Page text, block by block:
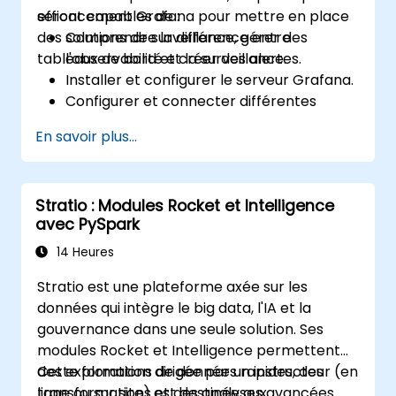
efficacement Grafana pour mettre en place
des solutions de surveillance, gérer des
tableaux de bord et créer des alertes.
seront capables de :
Comprendre la différence entre
l'observabilité et la surveillance.
Installer et configurer le serveur Grafana.
Configurer et connecter différentes
Prometheus, InfluxDB et ElasticSearch.
Créer, gérer et personnaliser des
tableaux de bord et des graphiques.
Utiliser des variables et des requêtes pour
créer des tableaux de bord dynamiques.
Mettre en place des notifications et des
Installer et gérer des plugins pour
étendre les fonctionnalités de Grafana.
En savoir plus...
Stratio : Modules Rocket et Intelligence
avec PySpark
14 Heures
Stratio est une plateforme axée sur les
données qui intègre le big data, l'IA et la
gouvernance dans une seule solution. Ses
modules Rocket et Intelligence permettent
des explorations de données rapides, des
Cette formation dirigée par un instructeur (en